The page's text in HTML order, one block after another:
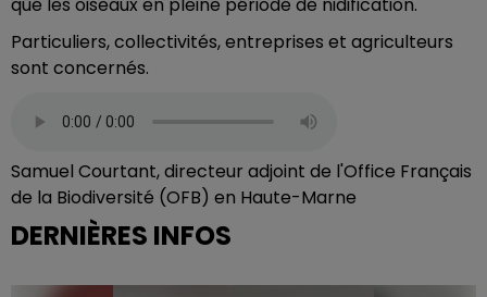
que les oiseaux en pleine période de nidification.
Particuliers, collectivités, entreprises et agriculteurs
sont concernés.
Samuel Courtant, directeur adjoint de l'Office Français
de la Biodiversité (OFB) en Haute-Marne
DERNIÈRES INFOS